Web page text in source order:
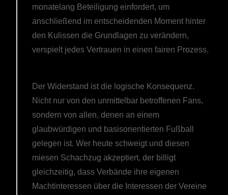
monatelang Beteiligung einfordert, um
anschließend im entscheidenden Moment hinter
den Kulissen die Grundlagen zu verändern,
verspielt jedes Vertrauen in einen fairen Prozess.
Der Widerstand ist die logische Konsequenz.
Nicht nur von den unmittelbar betroffenen Fans,
sondern von allen, denen an einem
glaubwürdigen und basisorientierten Fußball
gelegen ist. Wer heute schweigt und diesen
miesen Schachzug akzeptiert, der billigt
gleichzeitig, dass Verbände ihre eigenen
Machtinteressen über die Interessen der Vereine